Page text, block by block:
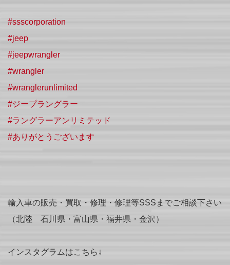
#ssscorporation
#jeep
#jeepwrangler
#wrangler
#wranglerunlimited
#ジープラングラー
#ラングラーアンリミテッド
#ありがとうございます
輸入車の販売・買取・修理・修理等SSSまでご相談下さい
（北陸 石川県・富山県・福井県・金沢）
インスタグラムはこちら↓